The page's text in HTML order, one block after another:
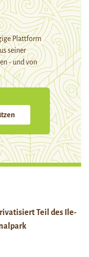
Plattform
seiner
- und von
Teil des Ile-